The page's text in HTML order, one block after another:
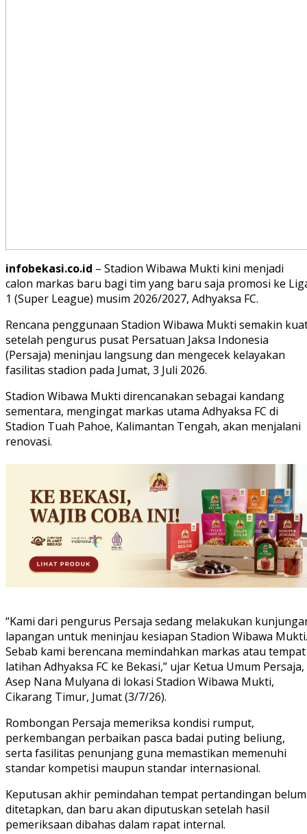
infobekasi.co.id – Stadion Wibawa Mukti kini menjadi
calon markas baru bagi tim yang baru saja promosi ke
1 (Super League) musim 2026/2027, Adhyaksa FC.
Rencana penggunaan Stadion Wibawa Mukti semakin
setelah pengurus pusat Persatuan Jaksa Indonesia
(Persaja) meninjau langsung dan mengecek kelayakan
fasilitas stadion pada Jumat, 3 Juli 2026.
Stadion Wibawa Mukti direncanakan sebagai kandang
sementara, mengingat markas utama Adhyaksa FC di
Stadion Tuah Pahoe, Kalimantan Tengah, akan menjalani
renovasi.
“Kami dari pengurus Persaja sedang melakukan
lapangan untuk meninjau kesiapan Stadion Wibawa Mukti.
Sebab kami berencana memindahkan markas atau tempat
latihan Adhyaksa FC ke Bekasi,” ujar Ketua Umum Persaja,
Asep Nana Mulyana di lokasi Stadion Wibawa Mukti,
Cikarang Timur, Jumat (3/7/26).
Rombongan Persaja memeriksa kondisi rumput,
perkembangan perbaikan pasca badai puting beliung,
serta fasilitas penunjang guna memastikan memenuhi
standar kompetisi maupun standar internasional.
Keputusan akhir pemindahan tempat pertandingan belum
ditetapkan, dan baru akan diputuskan setelah hasil
pemeriksaan dibahas dalam rapat internal.